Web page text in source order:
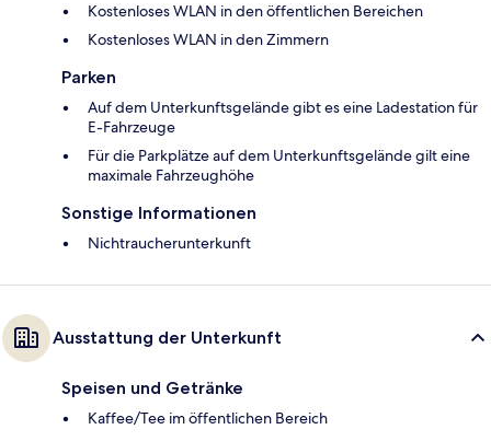
Kostenloses WLAN in den öffentlichen Bereichen
Kostenloses WLAN in den Zimmern
Parken
Auf dem Unterkunftsgelände gibt es eine Ladestation für
E-Fahrzeuge
Für die Parkplätze auf dem Unterkunftsgelände gilt eine
maximale Fahrzeughöhe
Sonstige Informationen
Nichtraucherunterkunft
Ausstattung der Unterkunft
Speisen und Getränke
Kaffee/Tee im öffentlichen Bereich